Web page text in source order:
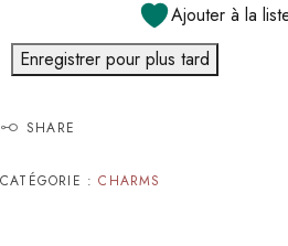
Ajouter à la
Enregistrer pour plus tard
SHARE
CATÉGORIE :CHARMS